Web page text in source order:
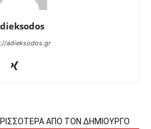
adieksodos.gr
ΑΠΟ ΤΟΝ ΔΗΜΙΟΥΡΓΟ